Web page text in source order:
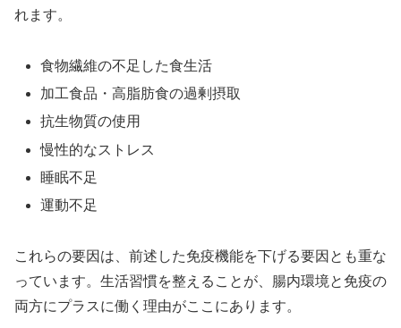
れます。
食物繊維の不足した食生活
加工食品・高脂肪食の過剰摂取
抗生物質の使用
慢性的なストレス
睡眠不足
運動不足
これらの要因は、前述した免疫機能を下げる要因とも重な
っています。生活習慣を整えることが、腸内環境と免疫の
両方にプラスに働く理由がここにあります。